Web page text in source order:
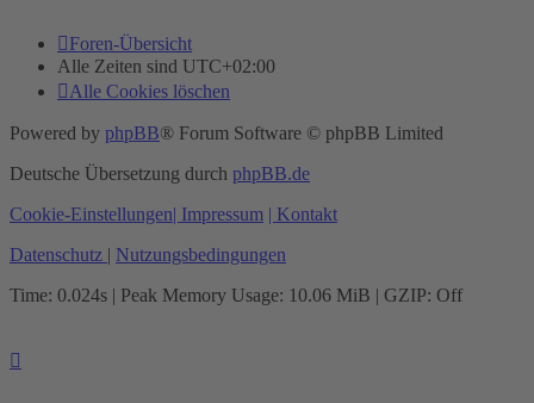
Foren-Übersicht
Alle Zeiten sind UTC+02:00
Alle Cookies löschen
Powered by phpBB® Forum Software © phpBB Limited
Deutsche Übersetzung durch phpBB.de
Cookie-Einstellungen| Impressum | Kontakt
Datenschutz | Nutzungsbedingungen
Time: 0.024s | Peak Memory Usage: 10.06 MiB | GZIP: Off